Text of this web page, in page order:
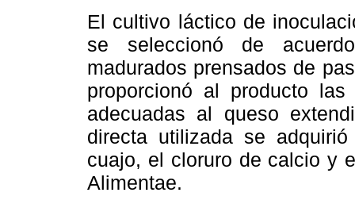
El cultivo láctico de
se seleccionó de
madurados prensados de
proporcionó al producto
adecuadas al queso
directa utilizada se
cuajo, el cloruro de calcio y
Alimentae.